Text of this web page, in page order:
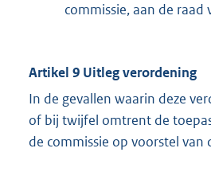
commissie, aan de raad
Artikel 9 Uitleg verordening
In de gevallen waarin deze
of bij twijfel omtrent de
de commissie op voorstel van